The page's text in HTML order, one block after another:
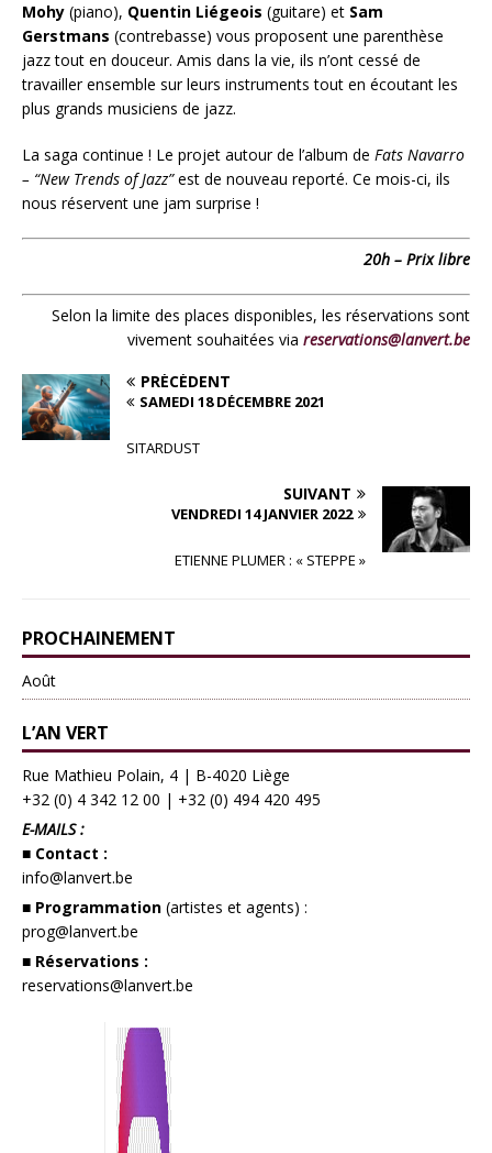
Mohy (piano), Quentin Liégeois (guitare) et Sam
Gerstmans (contrebasse) vous proposent une parenthèse
jazz tout en douceur. Amis dans la vie, ils n’ont cessé de
travailler ensemble sur leurs instruments tout en écoutant les
plus grands musiciens de jazz.
La saga continue ! Le projet autour de l’album de Fats Navarro
– “New Trends of Jazz”est de nouveau reporté. Ce mois-ci, ils
nous réservent une jam surprise !
20h – Prix libre
Selon la limite des places disponibles, les réservations sont
vivement souhaitées via reservations@lanvert.be
PRÉCÉDENT
SAMEDI 18 DÉCEMBRE 2021
SITARDUST
SUIVANT
VENDREDI 14 JANVIER 2022
ETIENNE PLUMER : « STEPPE »
PROCHAINEMENT
Août
L’AN VERT
Rue Mathieu Polain, 4 | B-4020 Liège
+32 (0) 4 342 12 00 | +32 (0) 494 420 495
E-MAILS :
■ Contact :
info@lanvert.be
■ Programmation (artistes et agents) :
prog@lanvert.be
■ Réservations :
reservations@lanvert.be